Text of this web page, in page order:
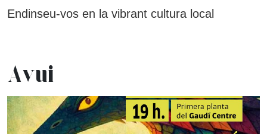
Endinseu-vos en la vibrant cultura local
Avui